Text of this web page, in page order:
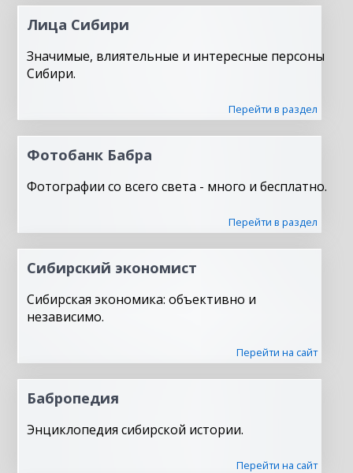
Лица Сибири
Значимые, влиятельные и интересные персоны
Сибири.
Перейти в раздел
Фотобанк Бабра
Фотографии со всего света - много и бесплатно.
Перейти в раздел
Сибирский экономист
Сибирская экономика: объективно и
независимо.
Перейти на сайт
Бабропедия
Энциклопедия сибирской истории.
Перейти на сайт